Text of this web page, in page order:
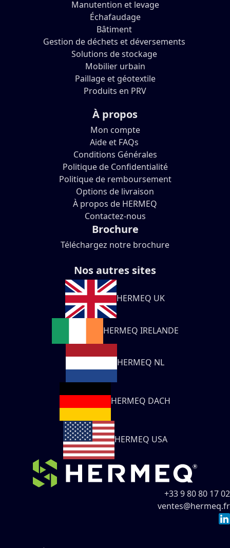
Manutention et levage
Échafaudage
Bâtiment
Gestion de déchets et déversements
Solutions de stockage
Mobilier urbain
Paillage et géotextile
Produits en PRV
À propos
Mon compte
Aide et FAQs
Conditions Générales
Politique de Confidentialité
Politique de remboursement
Options de livraison
À propos de HERMEQ
Contactez-nous
Brochure
Téléchargez notre brochure
Nos autres sites
HERMEQ UK
HERMEQ IRELANDE
HERMEQ NL
HERMEQ DACH
HERMEQ USA
+33 9 80 80 17 02
ventes@hermeq.fr